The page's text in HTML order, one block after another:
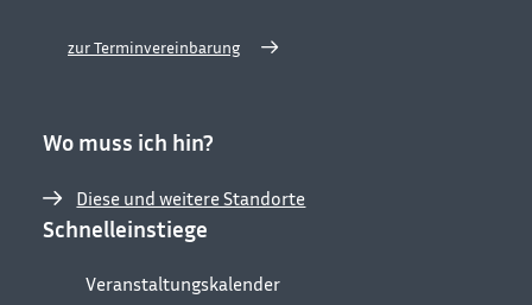
zur Terminvereinbarung
Wo muss ich hin?
Diese und weitere Standorte
Schnelleinstiege
Veranstaltungskalender